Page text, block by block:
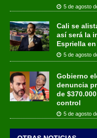
5 de agosto
Cali se
así será la
Espriella
5 de agosto
Gobierno
denuncia
de
control
5 de agosto